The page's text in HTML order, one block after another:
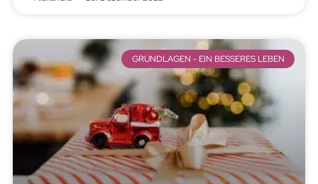
GRUNDLAGEN - EIN BESSERES LEBEN